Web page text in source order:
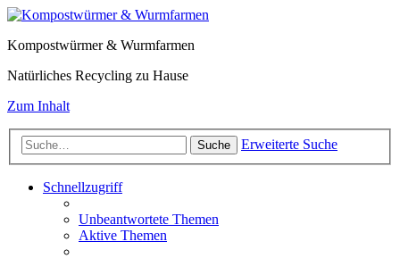
Kompostwürmer & Wurmfarmen
Natürliches Recycling zu Hause
Zum Inhalt
Suche Erweiterte Suche
Schnellzugriff
Unbeantwortete Themen
Aktive Themen